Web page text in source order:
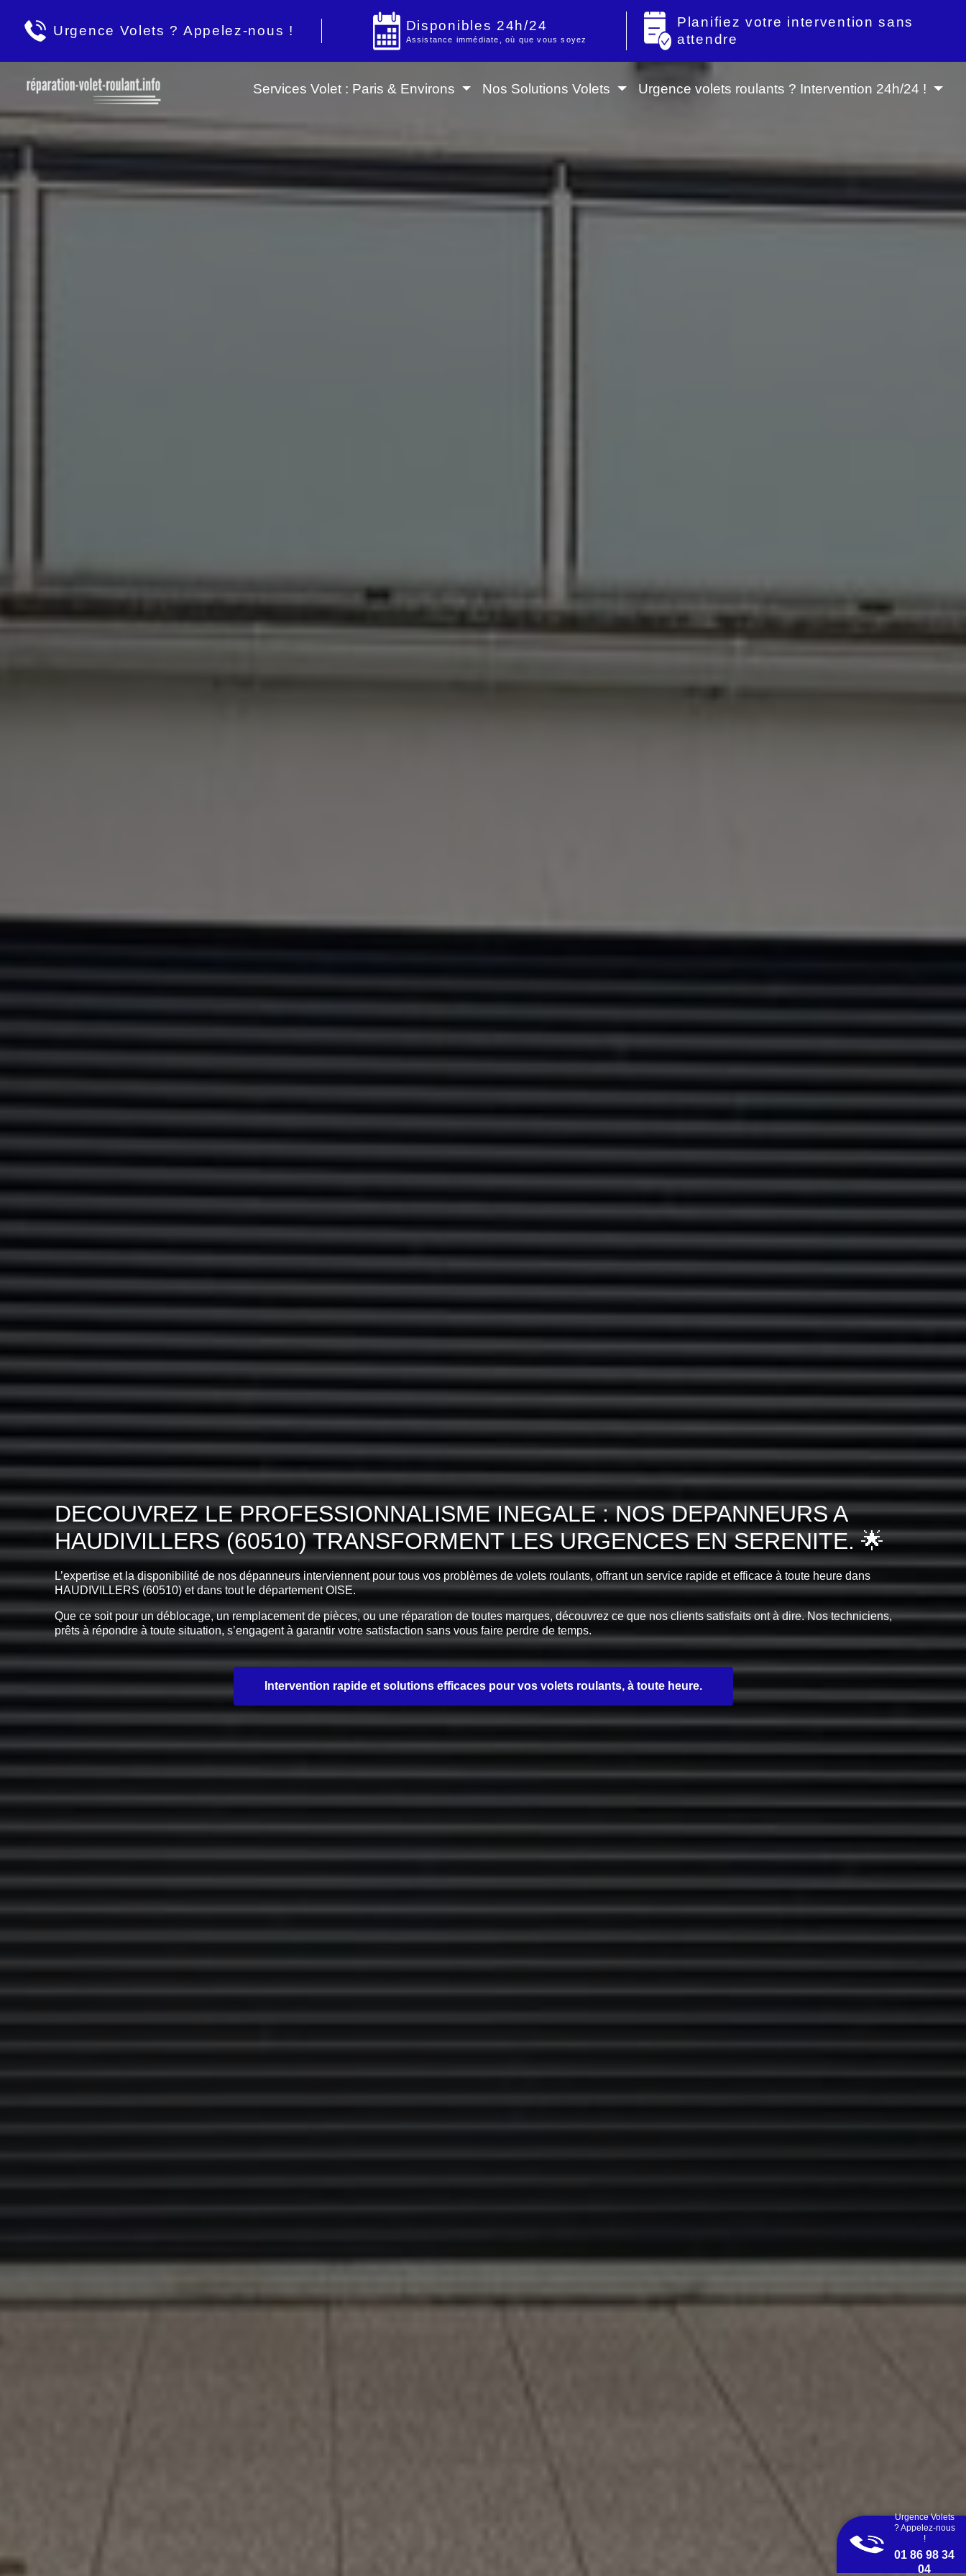
Urgence Volets ? Appelez-nous ! Disponibles 24h/24
Assistance immédiate, où que vous soyez
Planifiez votre intervention sans
attendre
Services Volet : Paris & Environs Nos Solutions Volets Urgence volets roulants ? Intervention 24h/24 !
DECOUVREZ LE PROFESSIONNALISME INEGALE : NOS DEPANNEURS A
HAUDIVILLERS (60510) TRANSFORMENT LES URGENCES EN SERENITE. 🌟
L’expertise et la disponibilité de nos dépanneurs interviennent pour tous vos problèmes de volets roulants, offrant un service rapide et efficace à toute heure dans
HAUDIVILLERS (60510) et dans tout le département OISE.
Que ce soit pour un déblocage, un remplacement de pièces, ou une réparation de toutes marques, découvrez ce que nos clients satisfaits ont à dire. Nos techniciens,
prêts à répondre à toute situation, s’engagent à garantir votre satisfaction sans vous faire perdre de temps.
Intervention rapide et solutions efficaces pour vos volets roulants, à toute heure.
Urgence Volets
? Appelez-nous
!
01 86 98 34
04